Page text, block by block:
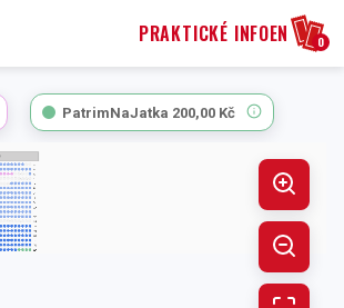
PRAKTICKÉ INFOEN 0
PatrimNaJatka 200,00 Kč